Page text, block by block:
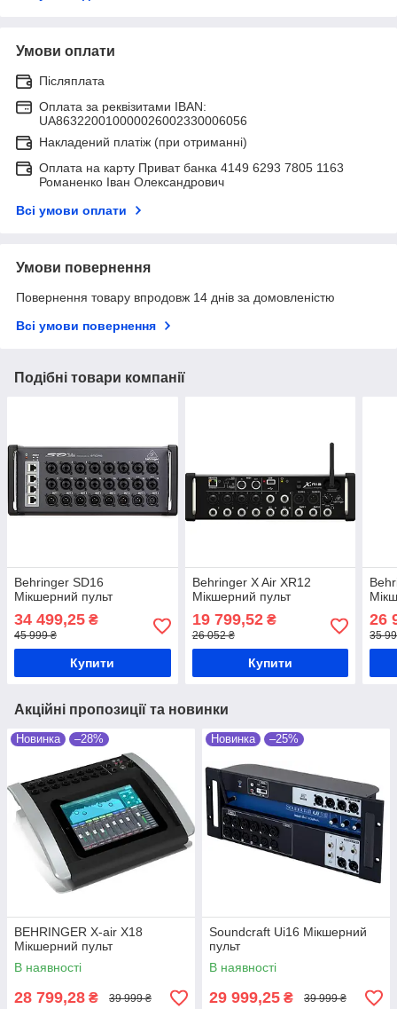
Умови оплати
Післяплата
Оплата за реквізитами IBAN:
UA863220010000026002330006056
Накладений платіж (при отриманні)
Оплата на карту Приват банка 4149 6293 7805 1163
Романенко Іван Олександрович
Всі умови оплати
Умови повернення
Повернення товару впродовж 14 днів за домовленістю
Всі умови повернення
Подібні товари компанії
Behringer SD16
Мікшерний пульт
34 499,25 ₴
45 999 ₴
Купити
Behringer X Air XR12
Мікшерний пульт
19 799,52₴
26 052 ₴
Купити
26
35
Акційні пропозиції та новинки
Новинка –28%
BEHRINGER X-air X18
Мікшерний пульт
В наявності
28 799,28 ₴ 39 999 ₴
Новинка –25%
Soundcraft Ui16 Мікшерний
пульт
В наявності
29 999,25 ₴ 39 999 ₴